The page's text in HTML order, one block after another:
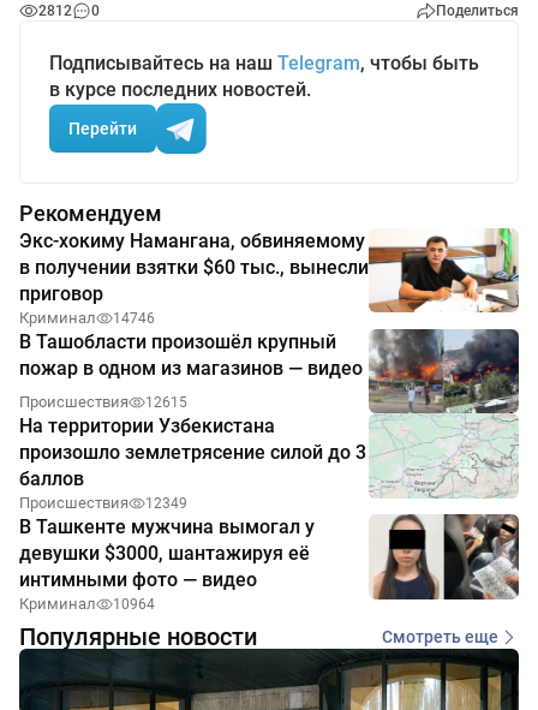
2812 0 Поделиться
Подписывайтесь на наш Telegram, чтобы быть
в курсе последних новостей.
Перейти
Рекомендуем
Экс-хокиму Намангана, обвиняемому
в получении взятки $60 тыс., вынесли
приговор
Криминал 14746
В Ташобласти произошёл крупный
пожар в одном из магазинов — видео
Происшествия 12615
На территории Узбекистана
произошло землетрясение силой до 3
баллов
Происшествия 12349
В Ташкенте мужчина вымогал у
девушки $3000, шантажируя её
интимными фото — видео
Криминал 10964
Популярные новости Смотреть еще